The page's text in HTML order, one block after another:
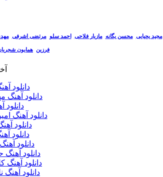
مجید یحیایی محسن یگانه مازیار فلاحی احمد سلو مرتضی اشرفی
فرزین همایون
دانلود
دانلود
دانلود آهنگ
دانلود
دانلود
دانلود
دانلود آهنگ
دانلود آهنگ
دانلود